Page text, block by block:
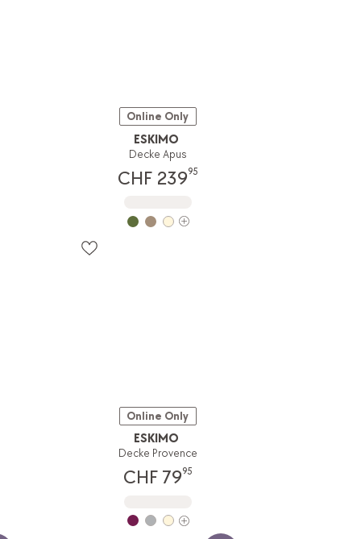
Online Only
ESKIMO
Decke Apus
CHF 23995
Online Only
ESKIMO
Decke Provence
CHF 7995